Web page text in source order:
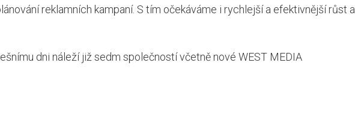
reklamních kampaní. S tím očekáváme i rychlejší a efektivnější růst a
dni náleží již sedm společností včetně nové WEST MEDIA